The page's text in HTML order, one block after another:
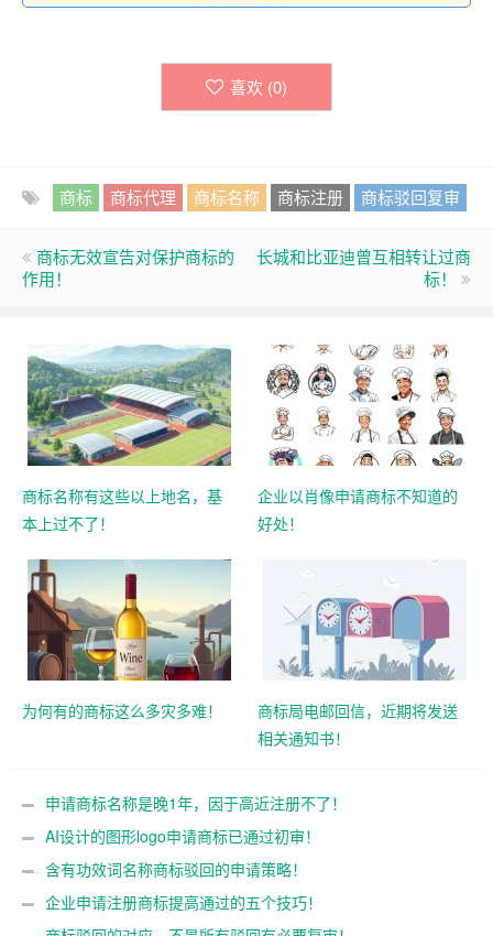
喜欢 (0)
商标 商标代理 商标名称 商标注册 商标驳回复审
商标无效宣告对保护商标的
作用！
长城和比亚迪曾互相转让过商
标！
商标名称有这些以上地名，基
本上过不了！
企业以肖像申请商标不知道的
好处！
为何有的商标这么多灾多难！
商标局电邮回信，近期将发送
相关通知书！
申请商标名称是晚1年，因于高近注册不了！
AI设计的图形logo申请商标已通过初审！
含有功效词名称商标驳回的申请策略！
企业申请注册商标提高通过的五个技巧！